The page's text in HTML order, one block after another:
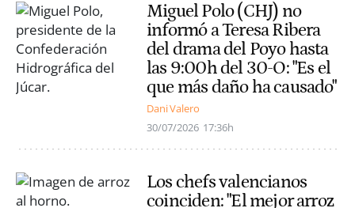
Miguel Polo (CHJ) no
informó a Teresa Ribera
del drama del Poyo hasta
las 9:00h del 30-O: "Es el
que más daño ha causado"
Dani Valero
30/07/2026 17:36h
Los chefs valencianos
coinciden: "El mejor arroz